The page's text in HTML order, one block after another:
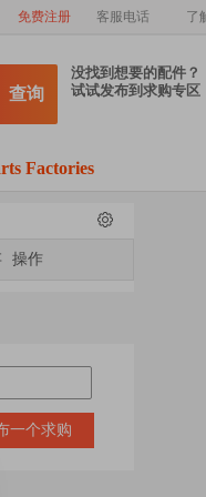
免费注册 客服电话 了
查询
没找到想要的配件？
试试发布到求购专区
Factories
操作
一个求购